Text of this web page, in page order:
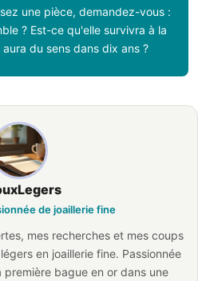
une pièce, demandez-vous :
? Est-ce qu'elle survivra à la
du sens dans dix ans ?
de joaillerie fine
mes recherches et mes coups
en joaillerie fine. Passionnée
bague en or dans une